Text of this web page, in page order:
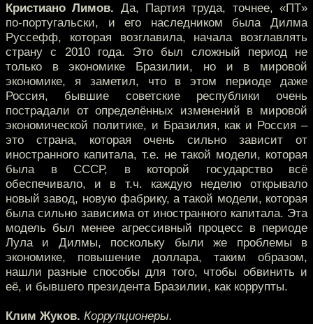
Кристиано Лимов. Да, Партия труда, точнее, «ПT»
по-португальски, и его наследником была Дилма
Руссефф, которая возглавила, начала возглавлять
страну с 2010 года. Это был сложный период не
только в экономике Бразилии, но и в мировой
экономике, я заметил, что в этом периоде даже
Россия, бывшие советские республики очень
пострадали от определённых изменений в мировой
экономической политике, и Бразилия, как и Россия –
это страна, которая очень сильно зависит от
иностранного капитала, т.е. не такой модели, которая
была в СССР, в которой государство всё
обеспечивало, и в т.ч. каждую неделю открывало
новый завод, новую фабрику, а такой модели, которая
была сильно зависима от иностранного капитала. Эта
модель был менее агрессивный процесс в периоде
Лула и Дилмы, поскольку были же проблемы в
экономике, повышение доллара, таким образом,
нашли разные способы для того, чтобы обвинить и
её, и бывшего президента Бразилии, как коррупты.
Клим Жуков. Коррупционеры.